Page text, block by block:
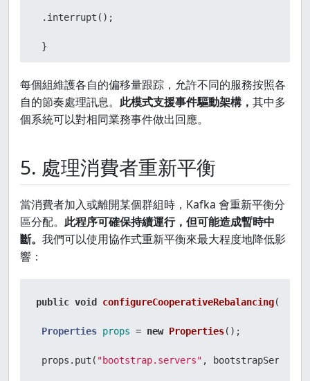
.interrupt();
}
Properties props = new Properties
// other properties
consumer.subscribe(Arrays.asList("orders"));
int recordCount = 0;
每個組維護各自的偏移量跟踪，允許不同的服務按照各
自的節奏處理訊息。 此模式支援事件驅動架構， 其中多
個系統可以對相同業務事件做出回應。
5. 處理消費者重新平衡
當消費者加入或離開某個群組時，Kafka 會重新平衡分
區分配。 此程序可確保持續運行，但可能造成暫時中
斷。 我們可以使用協作式重新平衡來最大程度地降低影
響：
public void configureCooperativeRebalancing()
Properties props = new Properties();
props.put( "bootstrap.servers" ,